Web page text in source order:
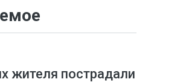
жителя пострадали